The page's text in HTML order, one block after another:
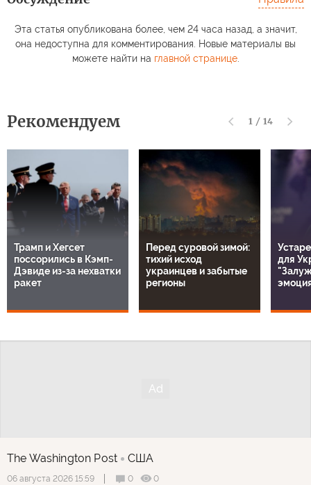
Эта статья опубликована более, чем 24 часа назад, а значит,
она недоступна для комментирования. Новые материалы вы
можете найти на главной странице.
Рекомендуем 1 / 14
Трамп и Хегсет
поссорились в Кэмп-
Дэвиде из-за нехватки
ракет
Перед суровой зимой:
тихий исход
украинцев и забытые
регионы
для
The Washington Post США
06 августа 2026 15:59 0
0